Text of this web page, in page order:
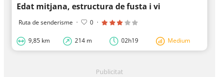
Edat mitjana, estructura de fusta i vi
Ruta de senderisme · 0 ·
9,85 km 214 m 02h19 Medium
Publicitat